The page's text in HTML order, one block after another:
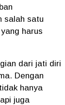
salah satu
harus
dari jati diri
Dengan
hanya
juga